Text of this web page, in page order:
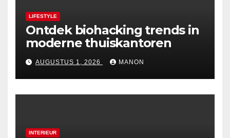
LIFESTYLE
Ontdek biohacking trends in
moderne thuiskantoren
AUGUSTUS 1, 2026 MANON
INTERIEUR